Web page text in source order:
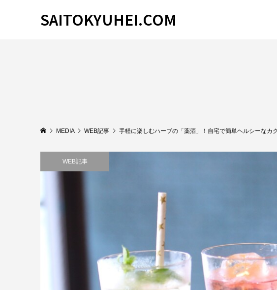
SAITOKYUHEI.COM
MEDIA WEB記事 手軽に楽しむハーブの「薬酒」！自宅で簡単ヘルシーなカ
WEB記事